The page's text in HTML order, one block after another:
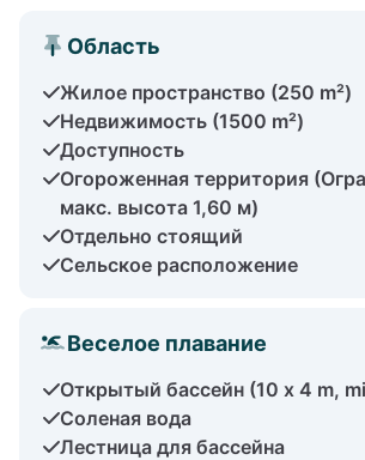
Область
Жилое пространство (250 m²)
Недвижимость (1500 m²)
Доступность
Огороженная территория
макс. высота 1,60 м)
Отдельно стоящий
Сельское расположение
Веселое плавание
Открытый бассейн (10 x 4 m,
Соленая вода
Лестница для бассейна